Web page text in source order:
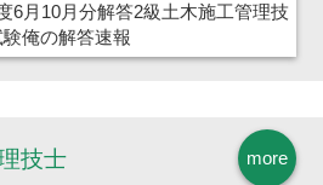
6月10月分解答2級土木施工管理技
験俺の解答速報
more
技士